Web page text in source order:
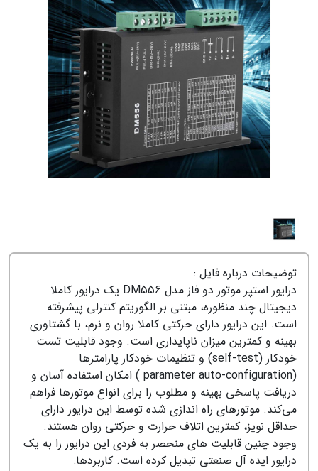
توضیحات درباره فایل :
درایور استپر موتور دو فاز مدل DM556 یک درایور کاملا
دیجیتال چند منظوره، مبتنی بر الگوریتم کنترلی پیشرفته
است. این درایور دارای حرکتی کاملا روان و نرم، با گشتاوری
بهینه و کمترین میزان ناپایداری است. وجود قابلیت تست
خودکار (self-test) و تنظیمات خودکار پارامترها
(parameter auto-configuration ) امکان استفاده آسان و
دریافت پاسخی بهینه و مطلوب را برای انواع موتورها فراهم
می‌کند. موتورهای راه اندازی شده توسط این درایور دارای
حداقل نویز، کمترین اتلاف حرارت و حرکتی روان هستند.
وجود چنین قابلیت های منحصر به فردی این درایور را به یک
درایور ایده آل صنعتی تبدیل کرده است. کاربردها: